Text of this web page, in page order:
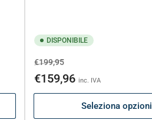
DISPONIBILE
Prezzo
di
€199,95Prezzo
scontato
€159,96 inc. IVA
Seleziona opzioni